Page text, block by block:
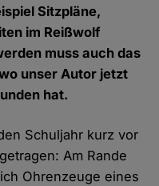
Sitzpläne,
im Reißwolf
muss auch das
unser Autor jetzt
hat.
Schuljahr kurz vor
Am Rande
Ohrenzeuge eines